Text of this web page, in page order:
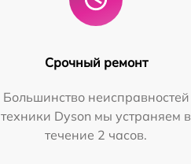
Срочный ремонт
Большинство неисправностей
техники Dyson мы устраняем в
течение 2 часов.